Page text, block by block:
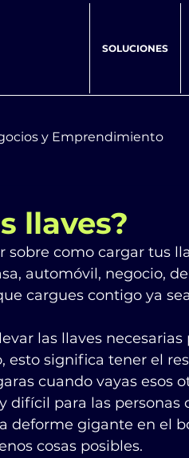
SOLUCIONES
y Emprendimiento
llaves?
como cargar tus
automóvil, negocio,
cargues contigo ya
las llaves
esto significa tener el
cuando vayas esos
difícil para las personas
deforme gigante en el
cosas posibles.